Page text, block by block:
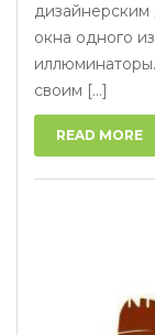
окна одного
своим [...]
READ MORE